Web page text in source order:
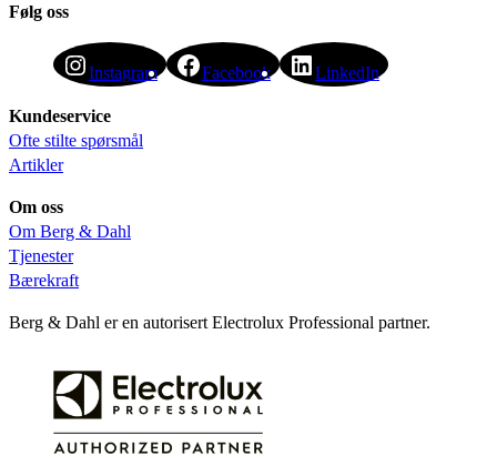
Følg oss
Instagram Facebook LinkedIn
Kundeservice
Ofte stilte spørsmål
Artikler
Om oss
Om Berg & Dahl
Tjenester
Bærekraft
Berg & Dahl er en autorisert Electrolux Professional partner.